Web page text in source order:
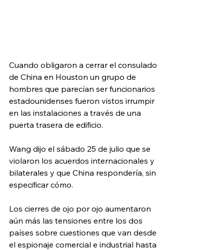
Cuando obligaron a cerrar el consulado
de China en Houston un grupo de
hombres que parecían ser funcionarios
estadounidenses fueron vistos irrumpir
en las instalaciones a través de una
puerta trasera de edificio.
Wang dijo el sábado 25 de julio que se
violaron los acuerdos internacionales y
bilaterales y que China respondería, sin
especificar cómo.
Los cierres de ojo por ojo aumentaron
aún más las tensiones entre los dos
países sobre cuestiones que van desde
el espionaje comercial e industrial hasta